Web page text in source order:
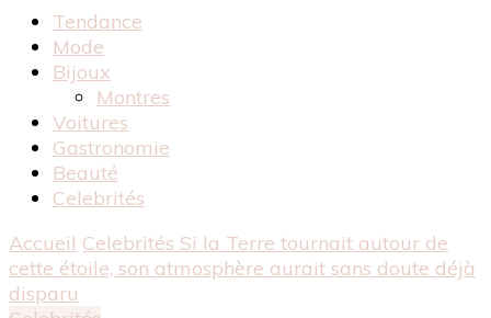
Tendance
Mode
Bijoux
Montres
Voitures
Gastronomie
Beauté
Celebrités
Accueil Celebrités Si la Terre tournait autour de
cette étoile, son atmosphère aurait sans doute déjà
disparu